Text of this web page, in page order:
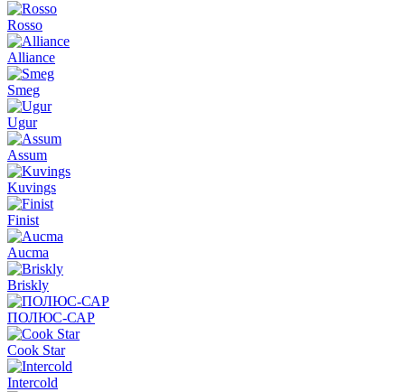
Rosso
Alliance
Smeg
Ugur
Assum
Kuvings
Finist
Aucma
Briskly
ПОЛЮС-САР
Cook Star
Intercold